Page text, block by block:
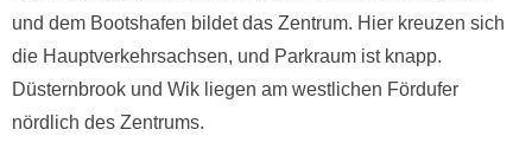
und dem Bootshafen bildet das Zentrum. Hier kreuzen sich
die Hauptverkehrsachsen, und Parkraum ist knapp.
Düsternbrook und Wik liegen am westlichen Fördufer
nördlich des Zentrums.